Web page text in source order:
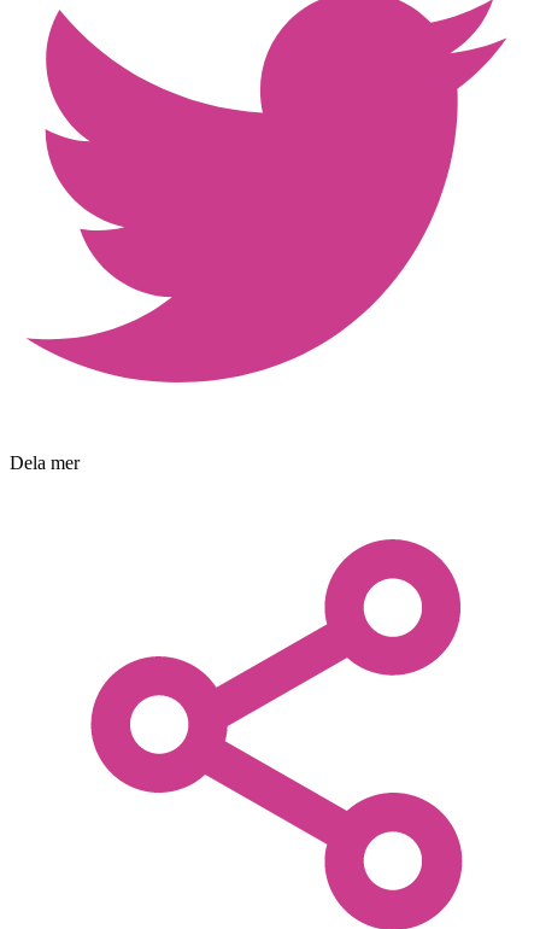
Dela mer